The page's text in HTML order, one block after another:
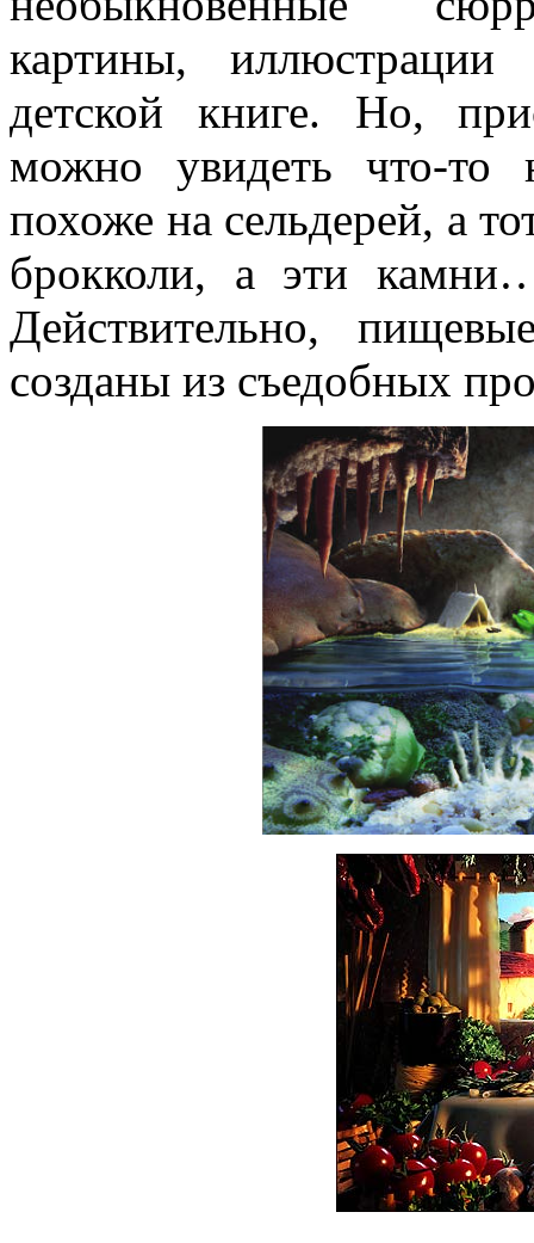
картины, иллюстрации
детской книге. Но,
можно увидеть что-то
похоже на сельдерей, а
брокколи, а эти
Действительно,
созданы из съедобных